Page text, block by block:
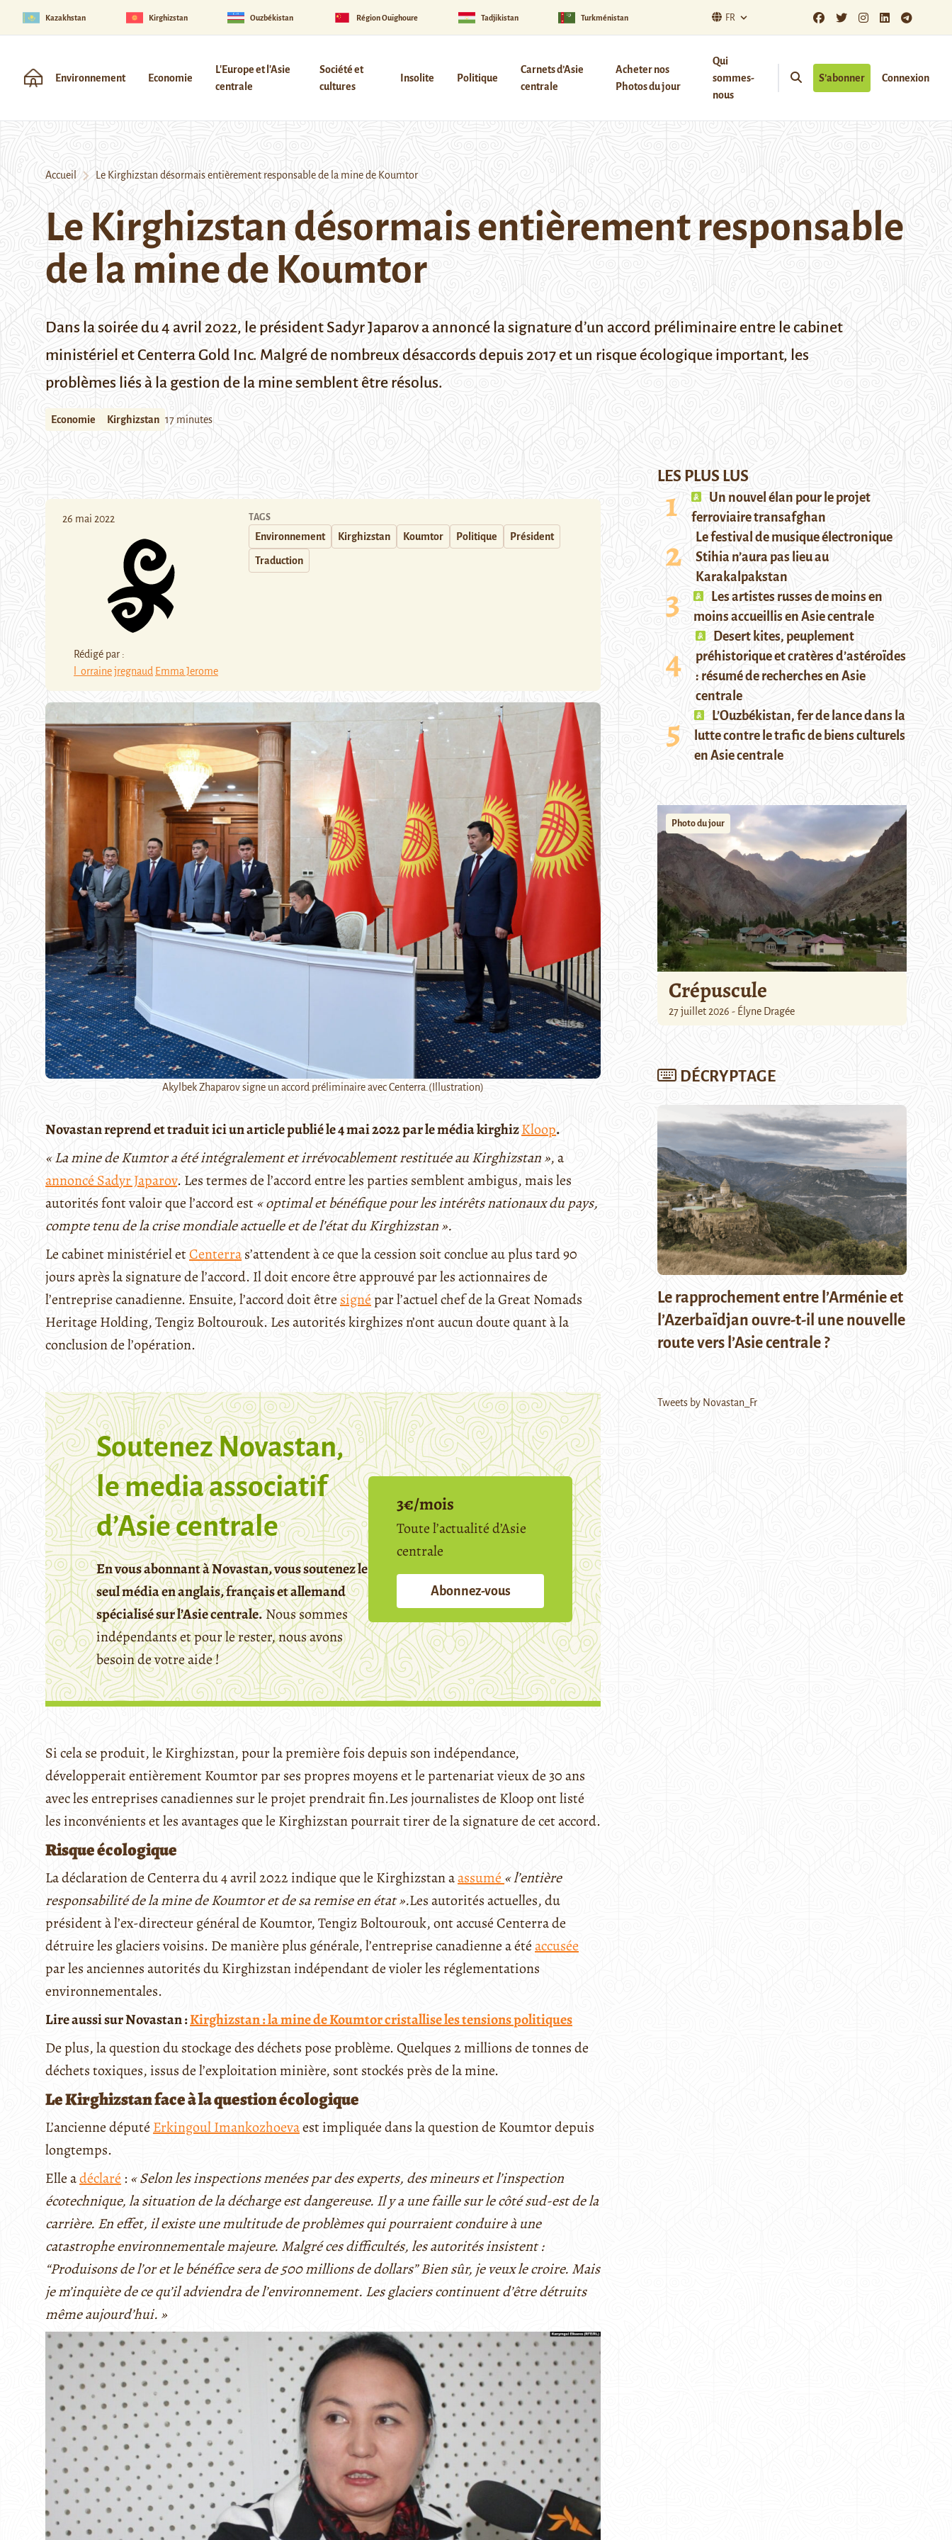
Kazakhstan Kirghizstan Ouzbékistan Région Ouïghoure Tadjikistan Turkménistan FR
Environnement Economie
L'Europe et l'Asie
centrale
Société et
cultures
Insolite Politique
Carnets d’Asie
centrale
Acheter nos
Photos du jour
Qui
sommes-
nous
S’abonner Connexion
Accueil Le Kirghizstan désormais entièrement responsable de la mine de Koumtor
Le Kirghizstan désormais entièrement responsable
de la mine de Koumtor
Dans la soirée du 4 avril 2022, le président Sadyr Japarov a annoncé la signature d’un accord préliminaire entre le cabinet
ministériel et Centerra Gold Inc. Malgré de nombreux désaccords depuis 2017 et un risque écologique important, les
problèmes liés à la gestion de la mine semblent être résolus.
Economie Kirghizstan 17 minutes
26 mai 2022
Rédigé par :
l_orrainejregnaud Emma Jerome
TAGS
Environnement Kirghizstan Koumtor Politique Président
Traduction
Akylbek Zhaparov signe un accord préliminaire avec Centerra.(Illustration)
Novastan reprend et traduit ici un article publié le 4 mai 2022 par le média kirghizKloop.
« La mine de Kumtor a été intégralement et irrévocablement restituée au Kirghizstan », a
annoncéSadyr Japarov. Les termes de l’accord entre les parties semblent ambigus, mais les
autorités font valoir que l’accord est« optimal et bénéfique pour les intérêts nationaux du pays,
compte tenu de la crise mondiale actuelle et de l’état du Kirghizstan ».
Le cabinet ministériel etCenterras’attendent à ce que la cession soit conclue au plus tard 90
jours après la signature de l’accord. Il doit encore être approuvé par les actionnaires de
l’entreprise canadienne. Ensuite, l’accord doit être signépar l’actuel chef de la Great Nomads
Heritage Holding, Tengiz Boltourouk. Les autorités kirghizes n’ont aucun doute quant à la
conclusion de l’opération.
Soutenez Novastan,
le media associatif
d’Asie centrale
En vous abonnant à Novastan, vous soutenez le
seul média en anglais, français et allemand
spécialisé sur l’Asie centrale.Nous sommes
indépendants et pour le rester, nous avons
besoin de votre aide !
3€/mois
Toute l’actualité d’Asie
centrale
Abonnez-vous
Si cela se produit, le Kirghizstan, pour la première fois depuis son indépendance,
développerait entièrement Koumtor par ses propres moyens et le partenariat vieux de 30 ans
avec les entreprises canadiennes sur le projet prendrait fin.Les journalistes de Kloop ont listé
les inconvénients et les avantages que le Kirghizstan pourrait tirer de la signature de cet accord.
Risque écologique
La déclaration de Centerra du 4 avril 2022 indique que le Kirghizstan aassumé« l’entière
responsabilité de la mine de Koumtor et de sa remise en état ».Les autorités actuelles, du
président à l’ex-directeur général de Koumtor, Tengiz Boltourouk, ont accusé Centerra de
détruire les glaciers voisins. De manière plus générale, l’entreprise canadienne a étéaccusée
par les anciennes autorités du Kirghizstan indépendant de violer les réglementations
environnementales.
Lire aussi sur Novastan :Kirghizstan : la mine de Koumtor cristallise les tensions politiques
De plus, la question du stockage des déchets pose problème. Quelques 2 millions de tonnes de
déchets toxiques, issus de l’exploitation minière, sont stockés près de la mine.
Le Kirghizstan face à la question écologique
L’ancienne députéErkingoul Imankozhoevaest impliquée dans la question de Koumtor depuis
longtemps.
Elle adéclaré : « Selon les inspections menées par des experts, des mineurs et l’inspection
écotechnique, la situation de la décharge est dangereuse. Il y a une faille sur le côté sud-est de la
carrière. En effet, il existe une multitude de problèmes qui pourraient conduire à une
catastrophe environnementale majeure. Malgré ces difficultés, les autorités insistent :
“Produisons de l’or et le bénéfice sera de 500 millions de dollars” Bien sûr, je veux le croire. Mais
je m’inquiète de ce qu’il adviendra de l’environnement. Les glaciers continuent d’être détruits
même aujourd’hui. »
LES PLUS LUS
Un nouvel élan pour le projet
ferroviaire transafghan
Le festival de musique électronique
Stihia n’aura pas lieu au
Karakalpakstan
Les artistes russes de moins en
moins accueillis en Asie centrale
Desert kites, peuplement
préhistorique et cratères d’astéroïdes
: résumé de recherches en Asie
centrale
L’Ouzbékistan, fer de lance dans la
lutte contre le trafic de biens culturels
en Asie centrale
Photo du jour
Crépuscule
27 juillet 2026 - Élyne Dragée
DÉCRYPTAGE
Le rapprochement entre l’Arménie et
l’Azerbaïdjan ouvre-t-il une nouvelle
route vers l’Asie centrale ?
Tweets by Novastan_Fr